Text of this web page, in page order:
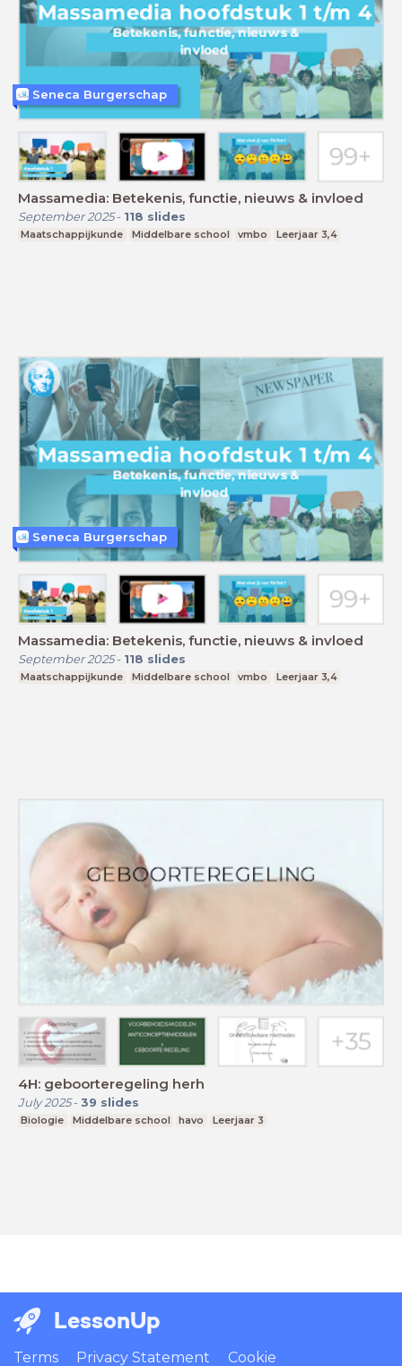
Massamedia: Betekenis, functie, nieuws & invloed
September 2025- 118 slides
Maatschappijkunde Middelbare school vmbo Leerjaar 3,4
Seneca Burgerschap
Massamedia: Betekenis, functie, nieuws & invloed
September 2025- 118 slides
Maatschappijkunde Middelbare school vmbo Leerjaar 3,4
Seneca Burgerschap
4H: geboorteregeling herh
July 2025- 39 slides
Biologie Middelbare school havo Leerjaar 3
LessonUp
Terms Privacy Statement Cookie